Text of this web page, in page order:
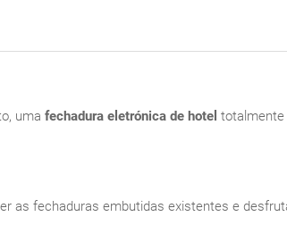
uma fechadura eletrónica de hotel totalmente
as fechaduras embutidas existentes e